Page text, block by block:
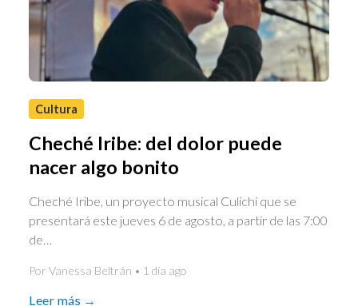
Cultura
Cheché Iribe: del dolor puede
nacer algo bonito
Cheché Iribe, un proyecto musical Culichi que se
presentará este jueves 6 de agosto, a partir de las 7:00
de…
Por Vanessa Beltrán • 1 día ago
Leer más →